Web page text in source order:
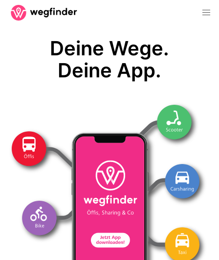
Deine Wege.
Deine App.